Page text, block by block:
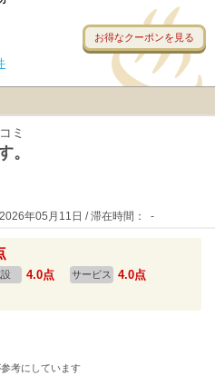
お得なクーポンを見る
ミ
。
年05月11日 / 滞在時間： -
4.0点 サービス 4.0点
参考にしています